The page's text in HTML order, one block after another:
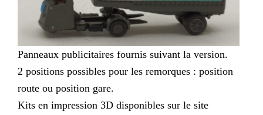
Panneaux publicitaires fournis suivant la version.
2 positions possibles pour les remorques : position
route ou position gare.
Kits en impression 3D disponibles sur le site